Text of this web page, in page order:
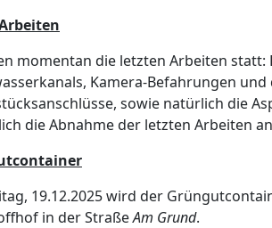
momentan die letzten Arbeiten
Kamera-Befahrungen
sowie natürlich die
die Abnahme der letzten Arbeiten
19.12.2025 wird der
in der StraßeAm Grund.